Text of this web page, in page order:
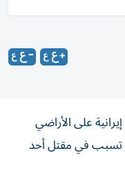
على الأراضي
تسبب في مقتل أحد